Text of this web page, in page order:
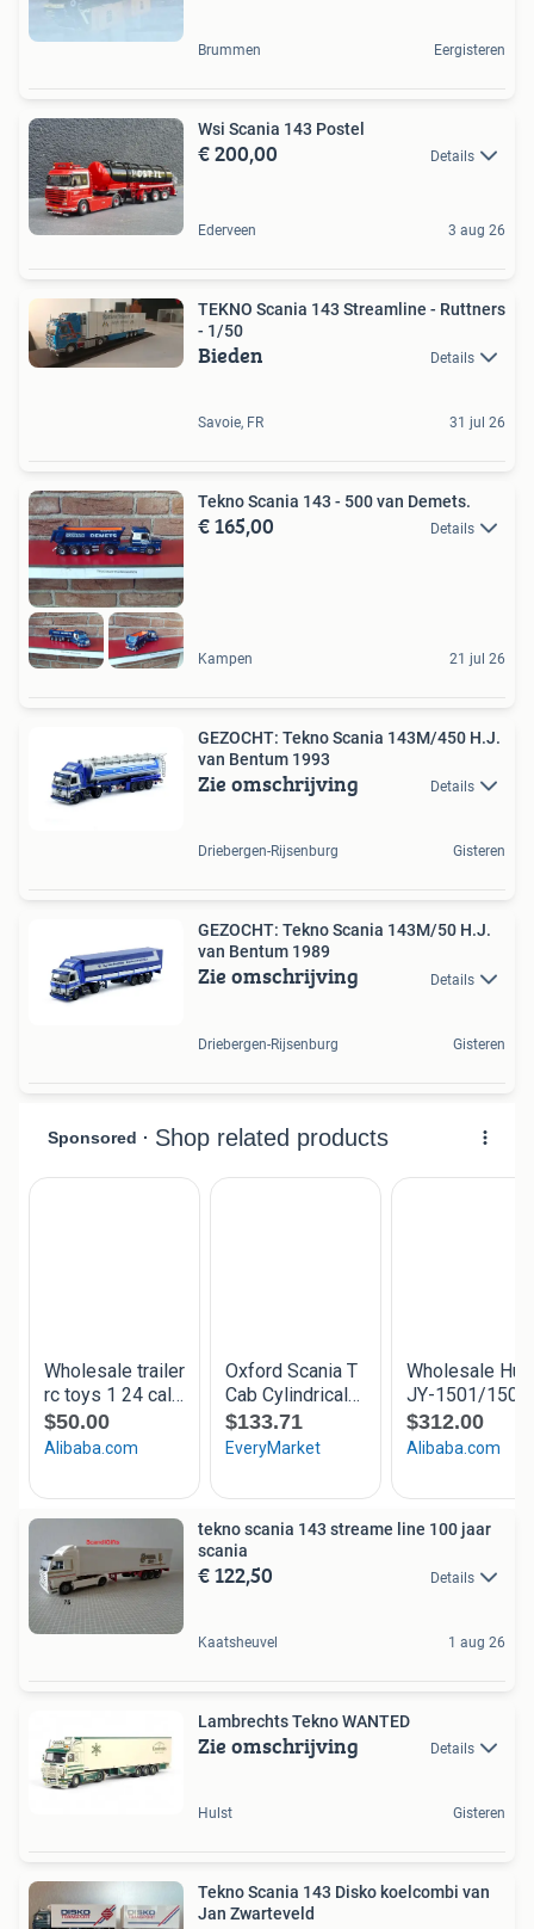
Brummen Eergisteren
Wsi Scania 143 Postel
€ 200,00 Details
Ederveen 3 aug 26
TEKNO Scania 143 Streamline - Ruttners
- 1/50
Bieden Details
Savoie, FR 31 jul 26
Tekno Scania 143 - 500 van Demets.
€ 165,00 Details
Kampen 21 jul 26
GEZOCHT: Tekno Scania 143M/450 H.J.
van Bentum 1993
Zie omschrijving Details
Driebergen-Rijsenburg Gisteren
GEZOCHT: Tekno Scania 143M/50 H.J.
van Bentum 1989
Zie omschrijving Details
Driebergen-Rijsenburg Gisteren
tekno scania 143 streame line 100 jaar
scania
€ 122,50 Details
Kaatsheuvel 1 aug 26
Lambrechts Tekno WANTED
Zie omschrijving Details
Hulst Gisteren
Tekno Scania 143 Disko koelcombi van
Jan Zwarteveld